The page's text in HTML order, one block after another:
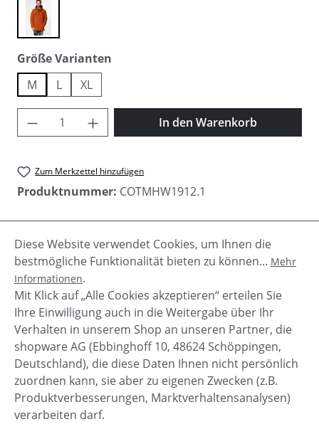
copper
Größe Varianten
M
L XL
Produkt Anzahl: Gib den gewünschten
In den Warenkorb
Zum Merkzettel hinzufügen
Produktnummer: COTMHW1912.1
Beschreibung
Chester von Circle of Trust ist eine warme
Winterjacke mit Kapuze. Die Jacke bietet viel
Stauraum durch mehrere Taschen und…Mehr
Service-Hotline
Diese Website verwendet Cookies, um Ihnen die
bestmögliche Funktionalität bieten zu können... Mehr
Informationen.
Mit Klick auf „Alle Cookies akzeptieren“ erteilen Sie
Ihre Einwilligung auch in die Weitergabe über Ihr
Verhalten in unserem Shop an unseren Partner, die
shopware AG (Ebbinghoff 10, 48624 Schöppingen,
Deutschland), die diese Daten Ihnen nicht persönlich
zuordnen kann, sie aber zu eigenen Zwecken (z.B.
Produktverbesserungen, Marktverhaltensanalysen)
verarbeiten darf.